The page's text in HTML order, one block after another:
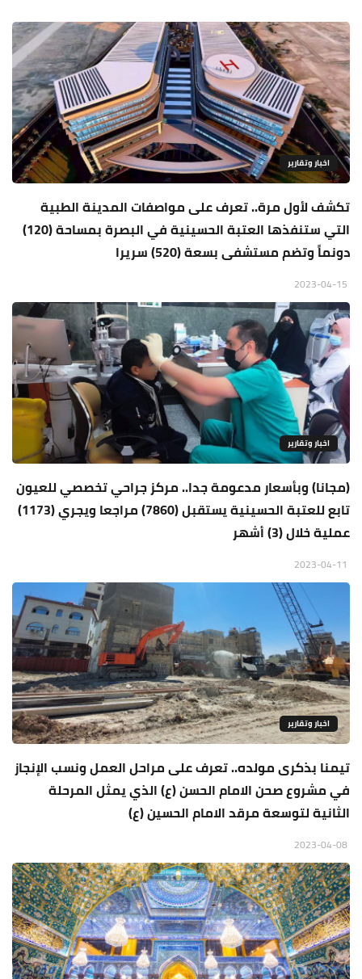
اخبار وتقارير
تكشف لأول مرة.. تعرف على مواصفات المدينة الطبية
التي ستنفذها العتبة الحسينية في البصرة بمساحة (120)
دونماً وتضم مستشفى بسعة (520) سريرا
اخبار وتقارير
(مجانا) وبأسعار مدعومة جدا.. مركز جراحي تخصصي للعيون
تابع للعتبة الحسينية يستقبل (7860) مراجعا ويجري (1173)
عملية خلال (3) أشهر
اخبار وتقارير
تيمنا بذكرى مولده.. تعرف على مراحل العمل ونسب الإنجاز
في مشروع صحن الامام الحسن (ع) الذي يمثل المرحلة
الثانية لتوسعة مرقد الامام الحسين (ع)